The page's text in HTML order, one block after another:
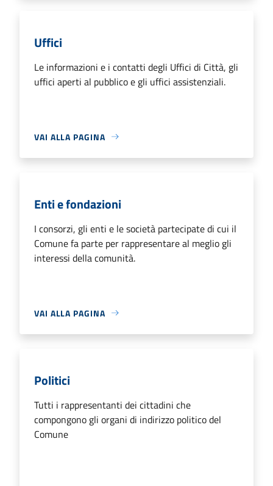
Uffici
Le informazioni e i contatti degli Uffici di Città, gli
uffici aperti al pubblico e gli uffici assistenziali.
VAI ALLA PAGINA
Enti e fondazioni
I consorzi, gli enti e le società partecipate di cui il
Comune fa parte per rappresentare al meglio gli
interessi della comunità.
VAI ALLA PAGINA
Politici
Tutti i rappresentanti dei cittadini che
compongono gli organi di indirizzo politico del
Comune